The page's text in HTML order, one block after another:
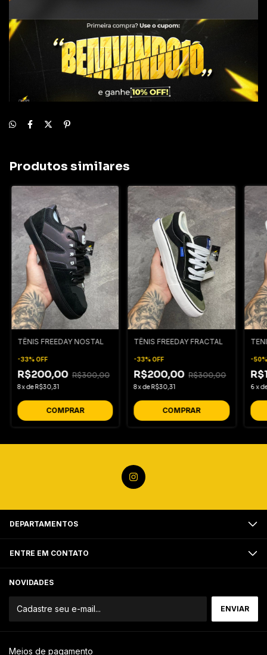
Produtos similares
TÊNIS FREEDAY NOSTAL
-33%OFF
R$200,00 R$300,00
8xde R$30,31
COMPRAR
TÊNIS FREEDAY FRACTAL
-33%OFF
R$200,00 R$300,00
8xde R$30,31
COMPRAR
-50
6x
DEPARTAMENTOS
ENTRE EM CONTATO
NOVIDADES
Meios de pagamento